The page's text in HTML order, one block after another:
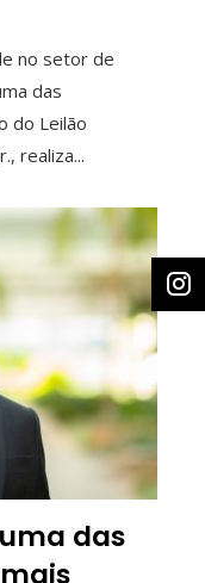
no setor de
das
do Leilão
realiza...
uma das